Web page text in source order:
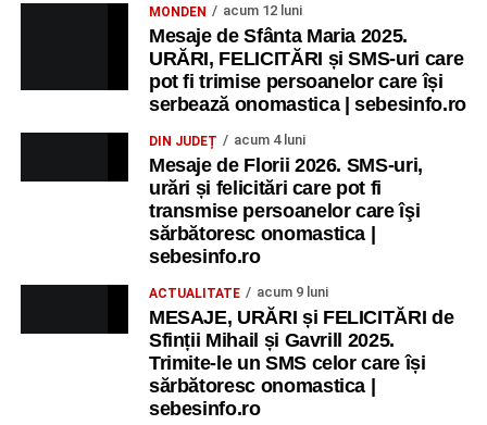
MONDEN acum 12 luni
Mesaje de Sfânta Maria 2025.
URĂRI, FELICITĂRI și SMS-uri care
pot fi trimise persoanelor care își
serbează onomastica | sebesinfo.ro
DIN JUDEȚ acum 4 luni
Mesaje de Florii 2026. SMS-uri,
urări și felicitări care pot fi
transmise persoanelor care îşi
sărbătoresc onomastica |
sebesinfo.ro
ACTUALITATE acum 9 luni
MESAJE, URĂRI și FELICITĂRI de
Sfinții Mihail și Gavrill 2025.
Trimite-le un SMS celor care își
sărbătoresc onomastica |
sebesinfo.ro